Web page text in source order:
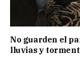
No guarden el
lluvias y